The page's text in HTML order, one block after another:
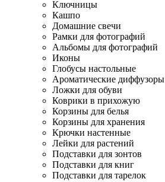
Ключницы
Кашпо
Домашние свечи
Рамки для фотографий
Альбомы для фотографий
Иконы
Глобусы настольные
Ароматические диффузоры
Ложки для обуви
Коврики в прихожую
Корзины для белья
Корзины для хранения
Крючки настенные
Лейки для растений
Подставки для зонтов
Подставки для книг
Подставки для тарелок